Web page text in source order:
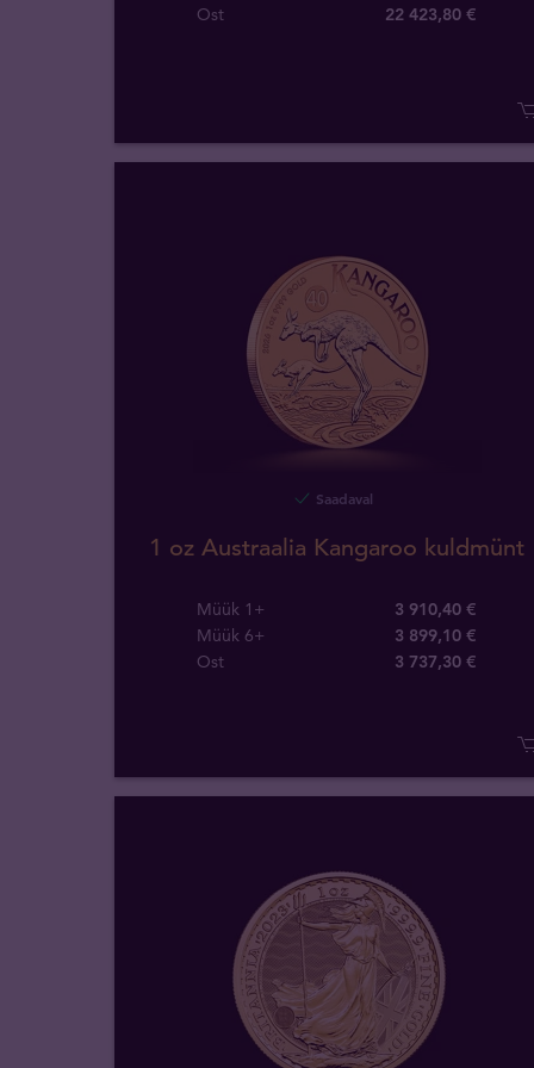
Ost
22 423,80 €
Saadaval
1 oz Austraalia Kangaroo kuldmünt
Müük 1+
3 910,40 €
Müük 6+
3 899,10 €
Ost
3 737,30 €